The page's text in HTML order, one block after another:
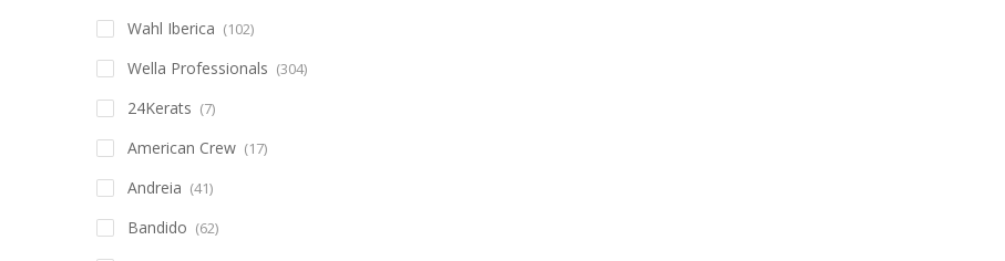
Wahl Iberica (102)
Wella Professionals (304)
24Kerats (7)
American Crew (17)
Andreia (41)
Bandido (62)